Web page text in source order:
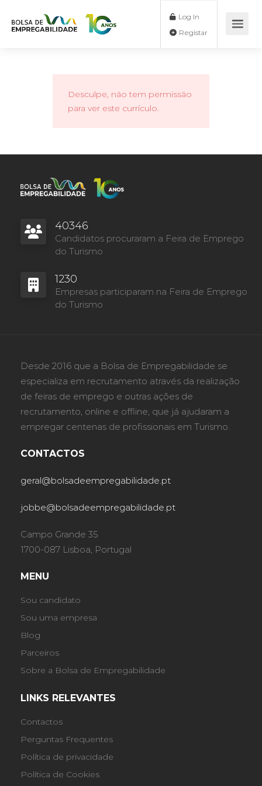
Log In
Desculpe, não tem permissão
para ver este currículo.
40346
Candidatos procuraram a Feira de Emprego
do Turismo
1230
Empresas participaram na Feira de Emprego
do Turismo
Desde 2016 que a Bolsa de Empregabilidade se
especializa em recrutamento através da realização
de feiras de emprego e outras ações de
recrutamento, online e offline, que já ajudaram a
empregar centenas de profissionais em Turismo.
CONTACTOS
geral@bolsadeempregabilidade.pt
jobbe@bolsadeempregabilidade.pt
Campo Grande 35
1700-087 Lisboa, Portugal
MENU
Sou candidato
Sou uma empresa
Blog
Parceiros
Sobre a Bolsa de Empregabilidade
LINKS RELEVANTES
Contactos
Perguntas Frequentes
Política de privacidade
Política de Cookies